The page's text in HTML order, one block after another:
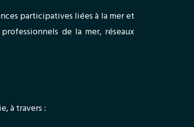
participatives liées à la mer et
de la mer, réseaux
à travers :